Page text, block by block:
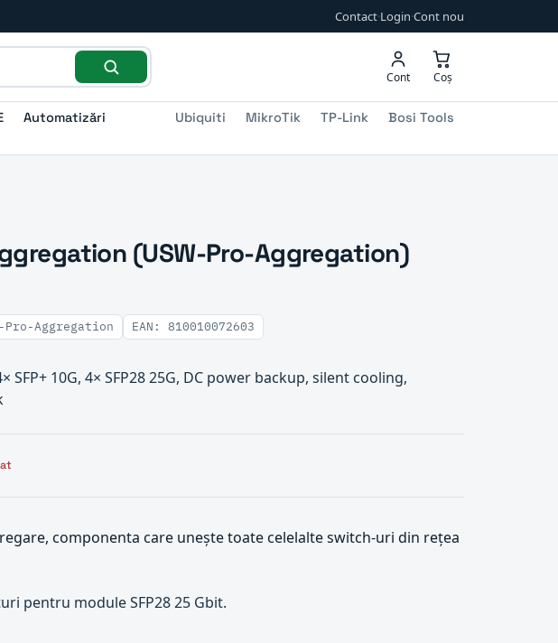
Contact·Login·Cont nou
Cont Coș
Automatizări Ubiquiti MikroTik TP-Link
Bosi Tools
(USW-Pro-Aggregation)
Pro-Aggregation EAN: 810010072603
SFP+ 10G, 4× SFP28 25G, DC power backup, silent cooling,
componenta care unește toate celelalte switch-uri din rețea
pentru module SFP28 25 Gbit.